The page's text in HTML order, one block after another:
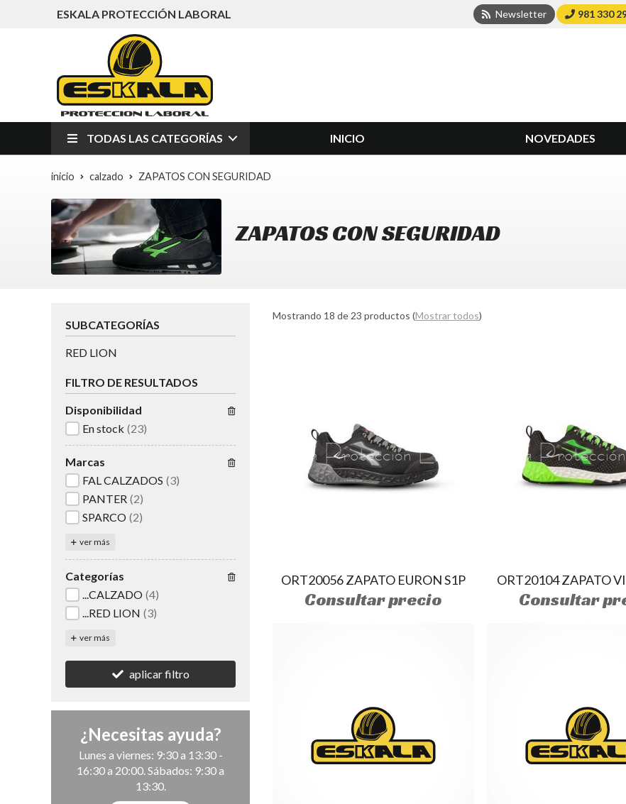
ESKALA PROTECCIÓN LABORAL Newsletter 981 330
TODAS LAS CATEGORÍAS INICIO NOVEDADES
inicio calzado ZAPATOS CON SEGURIDAD
ZAPATOS CON SEGURIDAD
Mostrando 18 de 23 productos (Mostrar todos)
ORT20056 ZAPATO EURON S1P
Consultar precio
ORT20104 ZAPATO
Consultar
SUBCATEGORÍAS
RED LION
FILTRO DE RESULTADOS
Disponibilidad
En stock (23)
Marcas
FAL CALZADOS (3)
PANTER (2)
SPARCO (2)
ver más
Categorías
...CALZADO (4)
...RED LION (3)
ver más
aplicar filtro
¿Necesitas ayuda?
Lunes a viernes: 9:30 a 13:30 -
16:30 a 20:00. Sábados: 9:30 a
13:30.